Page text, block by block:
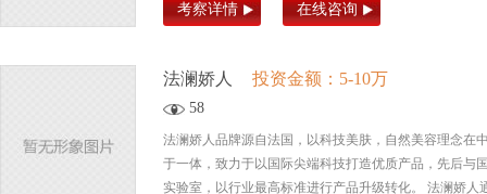
考察详情 在线咨询
法澜娇人 投资金额：5-10万
58
法澜娇人品牌源自法国，以科技美肤，自然美容理念在
于一体，致力于以国际尖端科技打造优质产品，先后与
实验室，以行业最高标准进行产品升级转化。 法澜娇人